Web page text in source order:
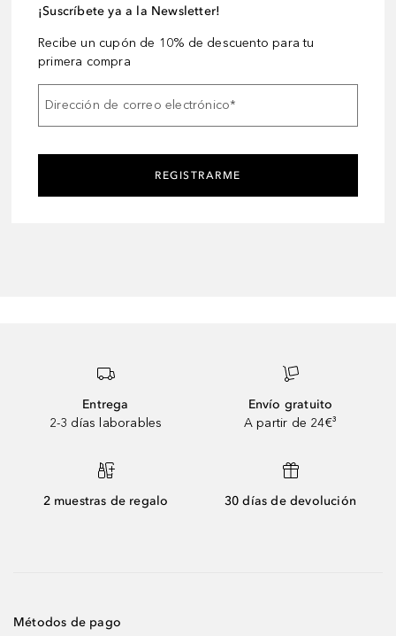
¡Suscríbete ya a la Newsletter!
Recibe un cupón de 10% de descuento para tu
primera compra
Dirección de correo electrónico*
REGISTRARME
Entrega
2-3 días laborables
Envío gratuito
A partir de 24€³
2 muestras de regalo 30 días de devolución
Métodos de pago